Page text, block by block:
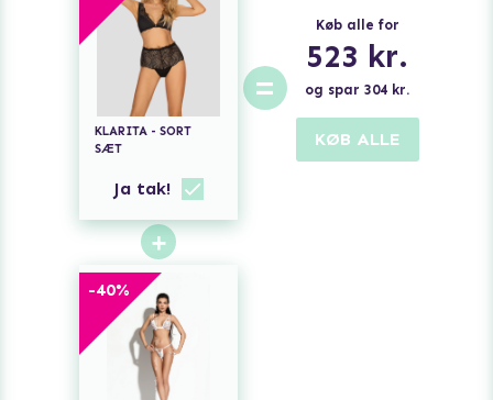
KLARITA - SORT
SÆT
Ja tak!
+
-40%
=
Køb alle for
523 kr.
og spar304 kr.
KØB ALLE